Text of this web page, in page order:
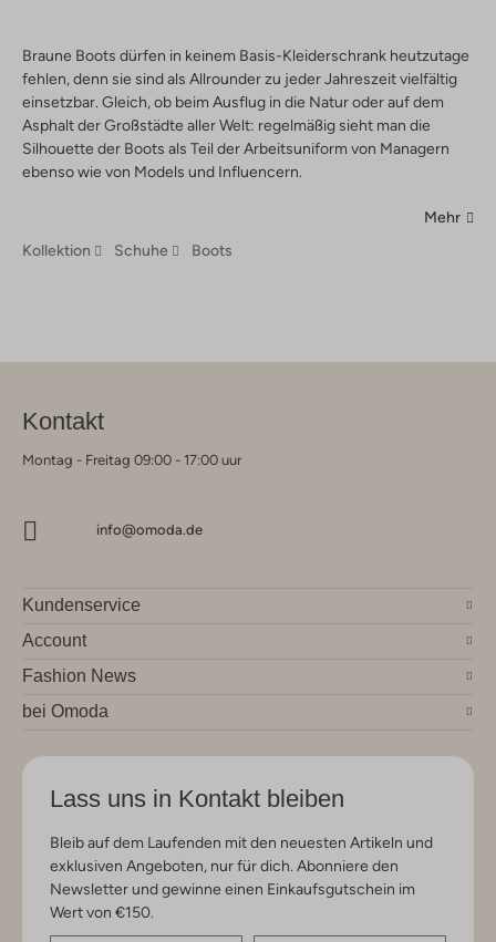
Braune Boots dürfen in keinem Basis-Kleiderschrank heutzutage
fehlen, denn sie sind als Allrounder zu jeder Jahreszeit vielfältig
einsetzbar. Gleich, ob beim Ausflug in die Natur oder auf dem
Asphalt der Großstädte aller Welt: regelmäßig sieht man die
Silhouette der Boots als Teil der Arbeitsuniform von Managern
ebenso wie von Models und Influencern.
Mehr
Kollektion
Schuhe Boots
Kontakt
Montag - Freitag 09:00 - 17:00 uur
info@omoda.de
Kundenservice
Account
Fashion News
bei Omoda
Lass uns in Kontakt bleiben
Bleib auf dem Laufenden mit den neuesten Artikeln und
exklusiven Angeboten, nur für dich. Abonniere den
Newsletter und gewinne einen Einkaufsgutschein im
Wert von €150.